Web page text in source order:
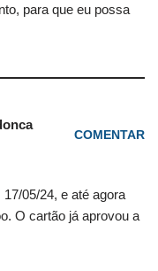
para que eu possa
COMENTAR
05/24, e até agora
O cartão já aprovou a